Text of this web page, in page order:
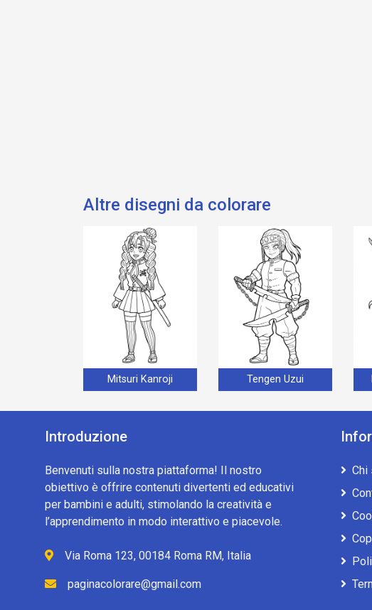
Altre disegni da colorare
Mitsuri Kanroji Tengen Uzui
Introduzione
Benvenuti sulla nostra piattaforma! Il nostro
obiettivo è offrire contenuti divertenti ed educativi
per bambini e adulti, stimolando la creatività e
l’apprendimento in modo interattivo e piacevole.
Via Roma 123, 00184 Roma RM, Italia
paginacolorare@gmail.com
Chi